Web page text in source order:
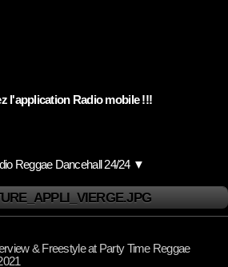
l'application Radio mobile !!!
Reggae Dancehall 24/24 ▼